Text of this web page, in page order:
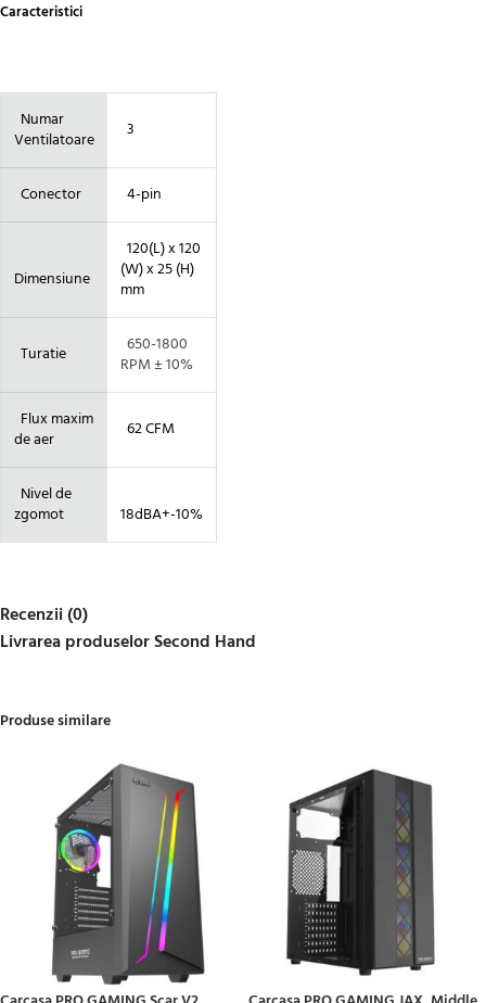
Caracteristici
Numar
Ventilatoare
3
Conector 4-pin
Dimensiune
120(L) x 120
(W) x 25 (H)
mm
Turatie
650-1800
RPM ± 10%
Flux maxim
de aer
62 CFM
Nivel de
zgomot
18dBA+-10%
Recenzii (0)
Livrarea produselor Second Hand
Produse similare